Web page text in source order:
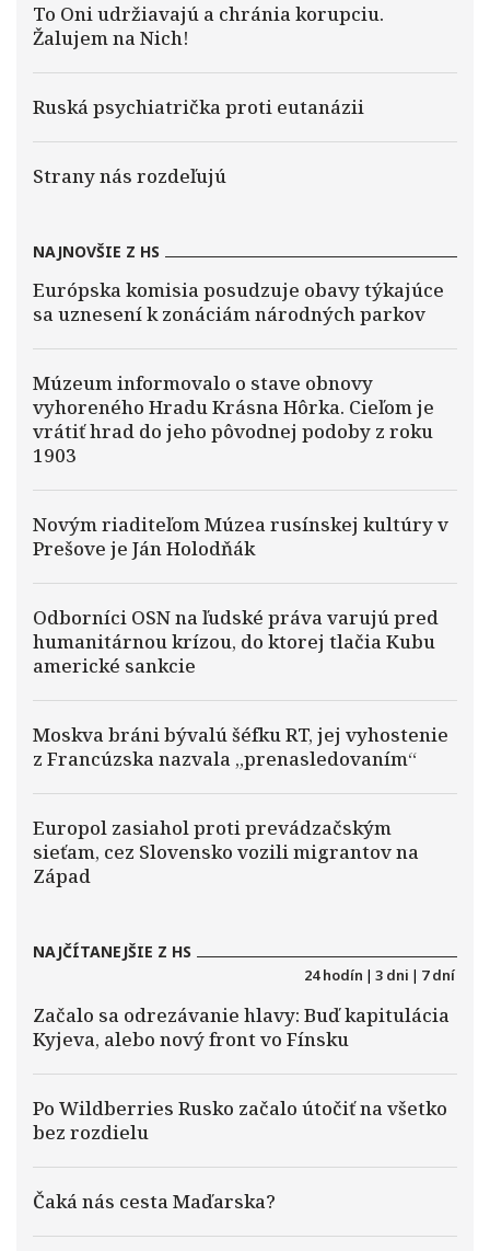
To Oni udržiavajú a chránia korupciu.
Žalujem na Nich!
Ruská psychiatrička proti eutanázii
Strany nás rozdeľujú
NAJNOVŠIE Z HS
Európska komisia posudzuje obavy týkajúce
sa uznesení k zonáciám národných parkov
Múzeum informovalo o stave obnovy
vyhoreného Hradu Krásna Hôrka. Cieľom je
vrátiť hrad do jeho pôvodnej podoby z roku
1903
Novým riaditeľom Múzea rusínskej kultúry v
Prešove je Ján Holodňák
Odborníci OSN na ľudské práva varujú pred
humanitárnou krízou, do ktorej tlačia Kubu
americké sankcie
Moskva bráni bývalú šéfku RT, jej vyhostenie
z Francúzska nazvala „prenasledovaním“
Europol zasiahol proti prevádzačským
sieťam, cez Slovensko vozili migrantov na
Západ
NAJČÍTANEJŠIE Z HS
24 hodín | 3 dni | 7 dní
Začalo sa odrezávanie hlavy: Buď kapitulácia
Kyjeva, alebo nový front vo Fínsku
Po Wildberries Rusko začalo útočiť na všetko
bez rozdielu
Čaká nás cesta Maďarska?